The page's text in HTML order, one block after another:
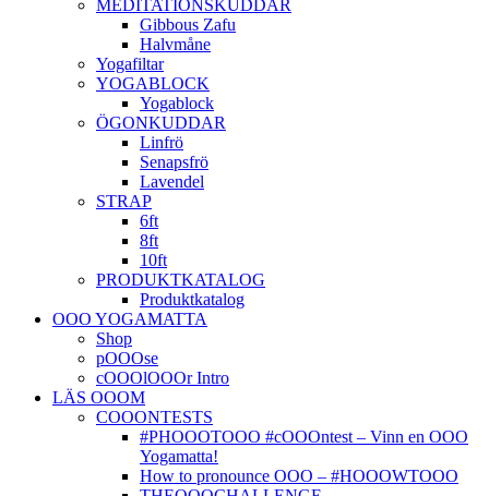
MEDITATIONSKUDDAR
Gibbous Zafu
Halvmåne
Yogafiltar
YOGABLOCK
Yogablock
ÖGONKUDDAR
Linfrö
Senapsfrö
Lavendel
STRAP
6ft
8ft
10ft
PRODUKTKATALOG
Produktkatalog
OOO YOGAMATTA
Shop
pOOOse
cOOOlOOOr Intro
LÄS OOOM
COOONTESTS
#PHOOOTOOO #cOOOntest – Vinn en OOO
Yogamatta!
How to pronounce OOO – #HOOOWTOOO